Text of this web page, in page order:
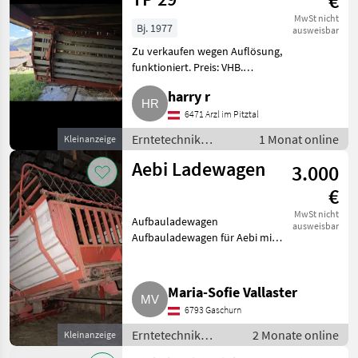
Kleinanzeige
MwSt nicht
ausweisbar
Bj. 1977
Zu verkaufen wegen Auflösung,
funktioniert. Preis: VHB.
Erntetechnik Grünland
Ladewagenharry r
6471 Arzl im Pitztal
Erntetechnik
Grünland /
Ladewagen
1 Monat online
Kleinanzeige
Aebi Ladewagen
3.000
€
MwSt nicht
ausweisbar
Aufbauladewagen
Aufbauladewagen für Aebi mit
Grünland Ladewagen
Maria-Sofie Vallaster
6793 Gaschurn
Erntetechnik
Grünland /
2 Monate online